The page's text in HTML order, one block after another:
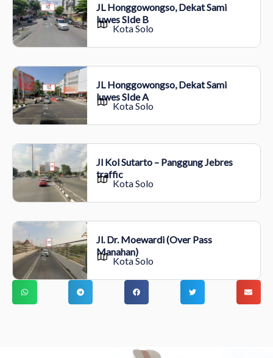
JL Honggowongso, Dekat Sami
luwes SIde B
Kota Solo
JL Honggowongso, Dekat Sami
luwes SIde A
Kota Solo
Jl Kol Sutarto – Panggung Jebres
traffic
Kota Solo
Jl. Dr. Moewardi (Over Pass
Manahan)
Kota Solo